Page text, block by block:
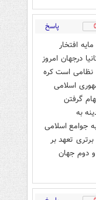
0 پاسخ
افتخار
درجهان امروز
نظامی است کره
اسلامی
با الهام گرفتن
به
دوم صدور انقلاب به جوامع اسلامی
ومدعی شدن زعامت جهان اسلام که دیدیم نتیجه عکس گرفت 3- برتری تعهد بر
دوم جهان